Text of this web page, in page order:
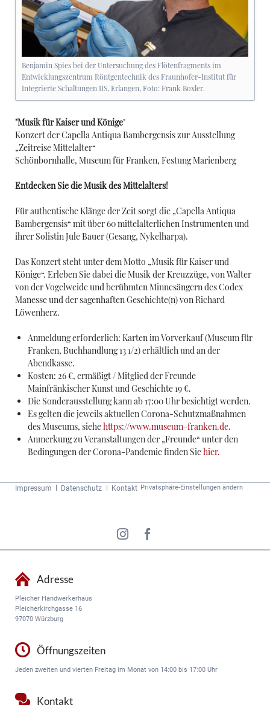
Benjamin Spies bei der Untersuchung des Flötenfragments im
Entwicklungszentrum Röntgentechnik des Fraunhofer-Institut für
Integrierte Schaltungen IIS, Erlangen, Foto: Frank Boxler.
"Musik für Kaiser und Könige"
Konzert der Capella Antiqua Bambergensis zur Ausstellung
„Zeitreise Mittelalter“
Schönbornhalle, Museum für Franken, Festung Marienberg
Entdecken Sie die Musik des Mittelalters!
Für authentische Klänge der Zeit sorgt die „Capella Antiqua
Bambergensis“ mit über 60 mittelalterlichen Instrumenten und
ihrer Solistin Jule Bauer (Gesang, Nykelharpa).
Das Konzert steht unter dem Motto „Musik für Kaiser und
Könige“. Erleben Sie dabei die Musik der Kreuzzüge, von Walter
von der Vogelweide und berühmten Minnesängern des Codex
Manesse und der sagenhaften Geschichte(n) von Richard
Löwenherz.
Anmeldung erforderlich: Karten im Vorverkauf (Museum für
Franken, Buchhandlung 13 1/2) erhältlich und an der
Abendkasse.
Kosten: 26 €, ermäßigt / Mitglied der Freunde
Mainfränkischer Kunst und Geschichte 19 €.
Die Sonderausstellung kann ab 17:00 Uhr besichtigt werden.
Es gelten die jeweils aktuellen Corona-Schutzmaßnahmen
des Museums, siehehttps://www.museum-franken.de.
Anmerkung zu Veranstaltungen der „Freunde“ unter den
Bedingungen der Corona-Pandemie finden Siehier.
Navigation
Impressum Datenschutz Kontakt Privatsphäre-Einstellungen ändern
Adresse
Pleicher Handwerkerhaus
Pleicherkirchgasse 16
97070 Würzburg
Öffnungszeiten
Jeden zweiten und vierten Freitag im Monat von 14:00 bis 17:00 Uhr
Kontakt